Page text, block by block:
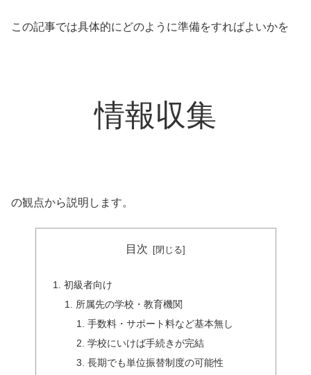
この記事では具体的にどのように準備をすればよいかを
情報収集
の観点から説明します。
目次
初級者向け
所属先の学校・教育機関
手数料・サポート料など基本無し
学校にいけば手続きが完結
長期でも単位振替制度の可能性